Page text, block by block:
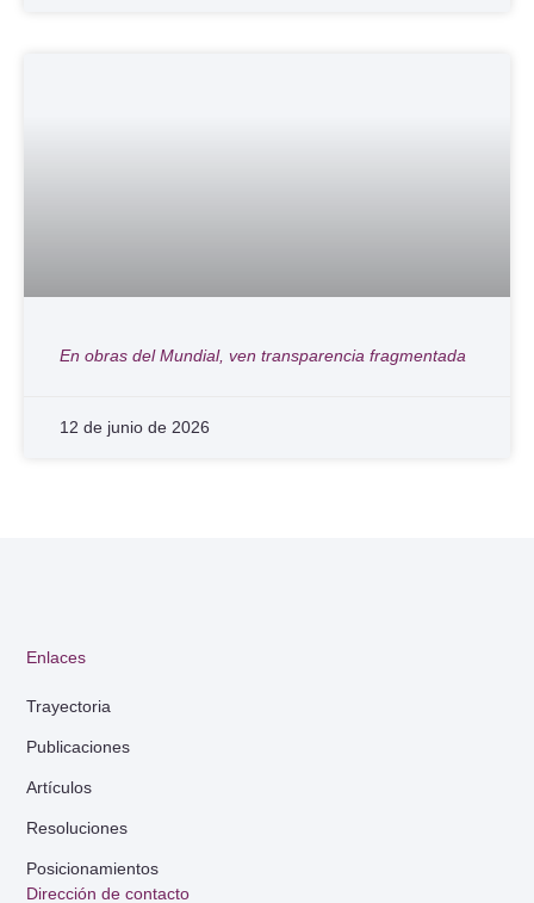
En obras del Mundial, ven transparencia fragmentada
12 de junio de 2026
Dirección de contacto
Enlaces
Trayectoria
Publicaciones
Artículos
Resoluciones
Posicionamientos